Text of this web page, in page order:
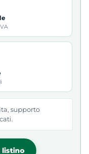
supporto
listino